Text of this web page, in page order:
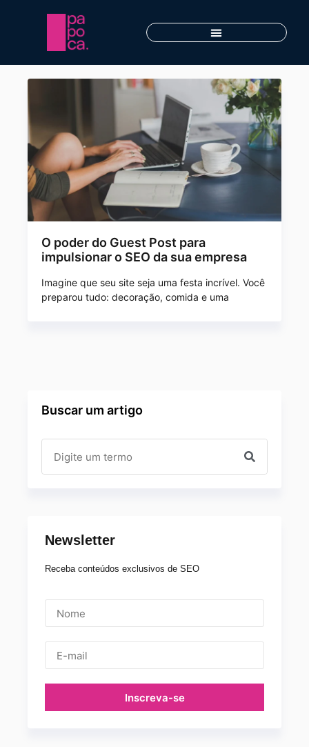
O poder do Guest Post para
impulsionar o SEO da sua empresa
Imagine que seu site seja uma festa incrível. Você
preparou tudo: decoração, comida e uma
Buscar um artigo
Newsletter
Receba conteúdos exclusivos de SEO
Inscreva-se